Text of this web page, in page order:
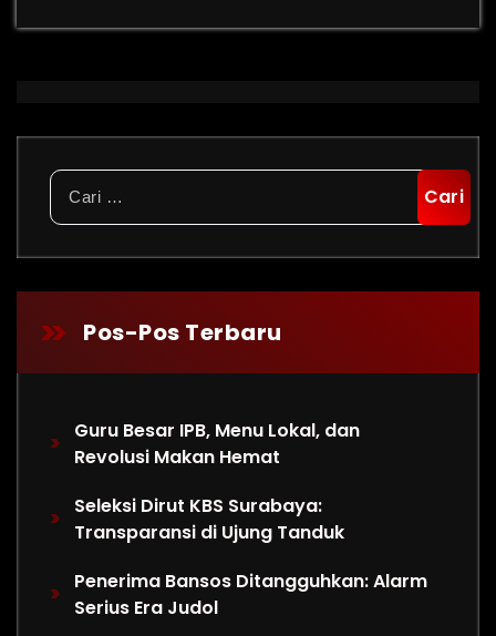
Cari
untuk:
Pos-Pos Terbaru
Guru Besar IPB, Menu Lokal, dan
Revolusi Makan Hemat
Seleksi Dirut KBS Surabaya:
Transparansi di Ujung Tanduk
Penerima Bansos Ditangguhkan: Alarm
Serius Era Judol